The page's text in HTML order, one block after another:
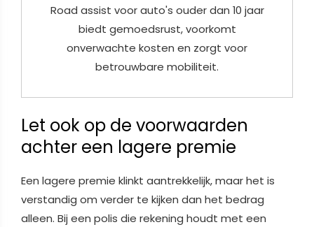
Road assist voor auto's ouder dan 10 jaar
biedt gemoedsrust, voorkomt
onverwachte kosten en zorgt voor
betrouwbare mobiliteit.
Let ook op de voorwaarden
achter een lagere premie
Een lagere premie klinkt aantrekkelijk, maar het is
verstandig om verder te kijken dan het bedrag
alleen. Bij een polis die rekening houdt met een